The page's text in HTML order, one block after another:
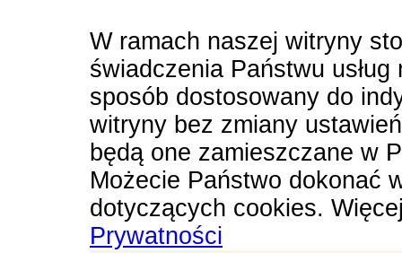
W ramach naszej witryny
świadczenia Państwu
sposób dostosowany do
witryny bez zmiany
będą one zamieszczane w
Możecie Państwo dokonać
dotyczących cookies.
Prywatności